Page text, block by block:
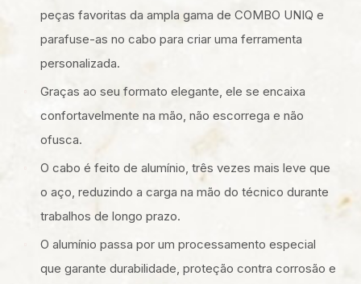
peças favoritas da ampla gama de COMBO UNIQ e
parafuse-as no cabo para criar uma ferramenta
personalizada.
Graças ao seu formato elegante, ele se encaixa
confortavelmente na mão, não escorrega e não
ofusca.
O cabo é feito de alumínio, três vezes mais leve que
o aço, reduzindo a carga na mão do técnico durante
trabalhos de longo prazo.
O alumínio passa por um processamento especial
que garante durabilidade, proteção contra corrosão e